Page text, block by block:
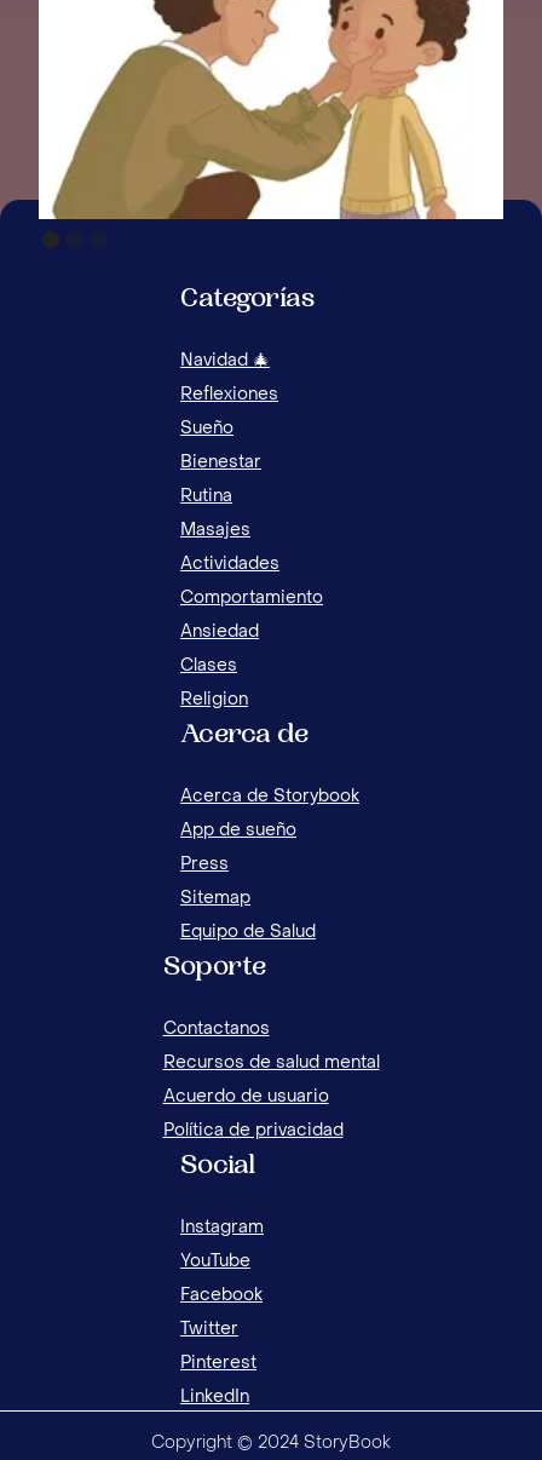
ESTIMULA EL LENGUAJE EN NIÑOS CON
MASAJES OROFACIALES
Categorías
Navidad 🎄
Reflexiones
Sueño
Bienestar
Rutina
Masajes
Actividades
Comportamiento
Ansiedad
Clases
Religion
Acerca de
Acerca de Storybook
App de sueño
Press
Sitemap
Equipo de Salud
Soporte
Contactanos
Recursos de salud mental
Acuerdo de usuario
Política de privacidad
Social
Instagram
YouTube
Facebook
Twitter
Pinterest
LinkedIn
Copyright © 2024 StoryBook